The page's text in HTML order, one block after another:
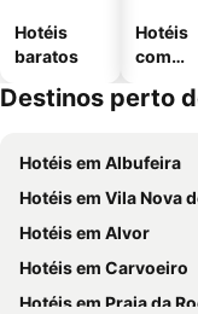
Hotéis
baratos
Hotéis
com
Destinos perto
Hotéis em Albufeira
Hotéis em Vila Nova de
Hotéis em Alvor
Hotéis em Carvoeiro
Hotéis em Praia da